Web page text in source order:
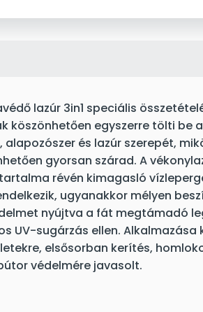
lazúr 3in1 speciális
köszönhetően egyszerre tölti be a
és lazúr szerepét,
gyorsan szárad. A
révén kimagasló
ugyanakkor mélyen
nyújtva a fát megtámadó
UV-sugárzás ellen. Alkalmazása
elsősorban kerítés,
védelmére javasolt.